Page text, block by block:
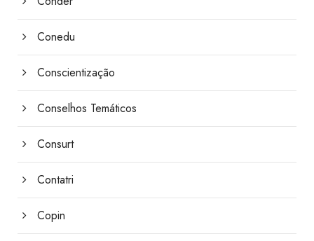
Conedu
Conscientização
Conselhos Temáticos
Consurt
Contatri
Copin